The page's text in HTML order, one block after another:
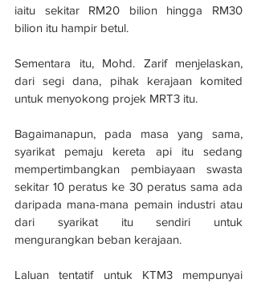
iaitu sekitar RM20 bilion hingga RM30
bilion itu hampir betul.
Sementara itu, Mohd. Zarif menjelaskan,
dari segi dana, pihak kerajaan komited
untuk menyokong projek MRT3 itu.
Bagaimanapun, pada masa yang sama,
syarikat pemaju kereta api itu sedang
mempertimbangkan pembiayaan swasta
sekitar 10 peratus ke 30 peratus sama ada
daripada mana-mana pemain industri atau
dari syarikat itu sendiri untuk
mengurangkan beban kerajaan.
Laluan tentatif untuk KTM3 mempunyai